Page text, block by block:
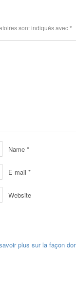
sont indiqués avec*
Name *
E-mail *
Website
plus sur la façon